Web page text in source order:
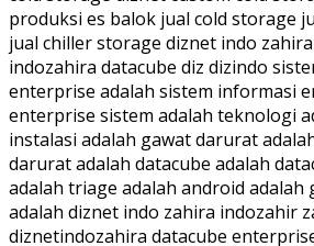
produksi es balok jual cold storage
jual chiller storage diznet indo
indozahira datacube diz dizindo
enterprise adalah sistem informasi
enterprise sistem adalah teknologi
instalasi adalah gawat darurat
darurat adalah datacube adalah
adalah triage adalah android adalah
adalah diznet indo zahira indozahir
diznetindozahira datacube